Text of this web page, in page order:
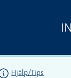
Hjälp/Tips